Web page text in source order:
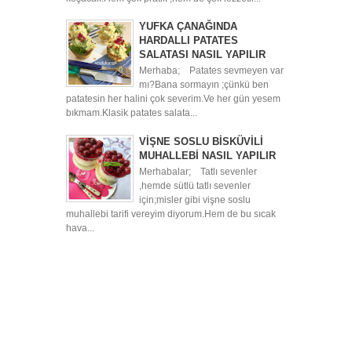
YUFKA ÇANAĞINDA
HARDALLI PATATES
SALATASI NASIL YAPILIR
Merhaba; Patates sevmeyen var
mı?Bana sormayın ;çünkü ben
patatesin her halini çok severim.Ve her gün yesem
bıkmam.Klasik patates salata...
VİŞNE SOSLU BİSKÜVİLİ
MUHALLEBİ NASIL YAPILIR
Merhabalar; Tatlı sevenler
,hemde sütlü tatlı sevenler
için;misler gibi vişne soslu
muhallebi tarifi vereyim diyorum.Hem de bu sıcak
hava...